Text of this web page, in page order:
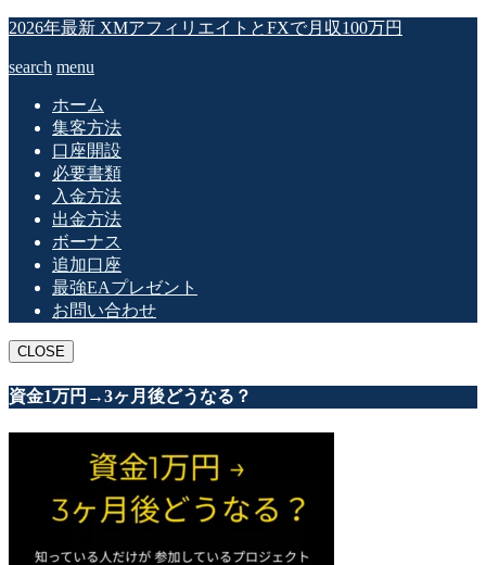
2026年最新 XMアフィリエイトとFXで月収100万円
search menu
ホーム
集客方法
口座開設
必要書類
入金方法
出金方法
ボーナス
追加口座
最強EAプレゼント
お問い合わせ
CLOSE
資金1万円→3ヶ月後どうなる？